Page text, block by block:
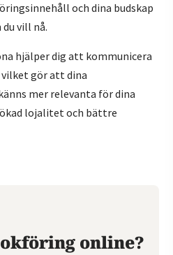
och dina budskap
vill nå.
hjälper dig att kommunicera
gör att dina
mer relevanta för dina
lojalitet och bättre
online?